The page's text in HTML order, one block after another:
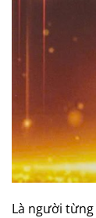
Là người